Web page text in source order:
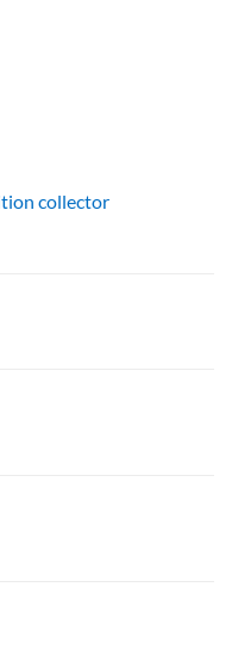
collector